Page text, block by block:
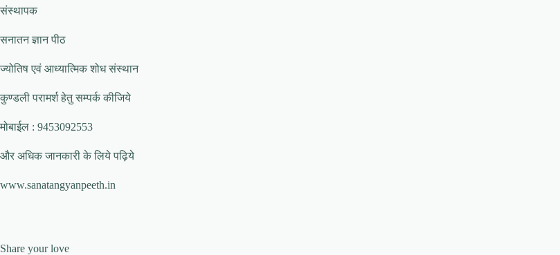
संस्थापक
सनातन ज्ञान पीठ
ज्योतिष एवं आध्यात्मिक शोध संस्थान
कुण्डली परामर्श हेतु सम्पर्क कीजिये
मोबाईल : 9453092553
और अधिक जानकारी के लिये पढ़िये
www.sanatangyanpeeth.in
Share your love